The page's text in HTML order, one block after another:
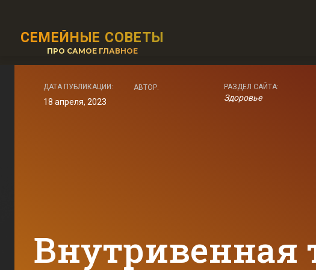
СЕМЕЙНЫЕ СОВЕТЫ
ПРО САМОЕ ГЛАВНОЕ
Внутривенная
ДАТА ПУБЛИКАЦИИ:
18 апреля, 2023
АВТОР: РАЗДЕЛ САЙТА:
Здоровье